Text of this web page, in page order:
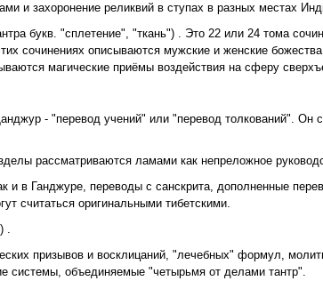
и захоронение реликвий в ступах в разных местах
букв. "сплетение", "ткань") . Это 22 или 24 тома
сочинениях описываются мужские и женские
магические приёмы воздействия на сферу
- "перевод учений" или "перевод толкований". Он
рассматриваются ламами как непреложное
в Ганджуре, переводы с санскрита, дополненные
считаться оригинальными тибетскими.
призывов и восклицаний, "лечебных" формул,
системы, объединяемые "четырьмя от делами тантр".